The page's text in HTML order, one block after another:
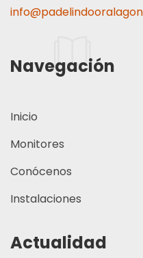
Navegación
Inicio
Monitores
Conócenos
Instalaciones
Actualidad